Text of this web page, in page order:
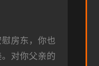
房东，你也
对你父亲的